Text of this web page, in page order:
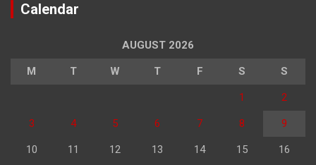
Calendar
AUGUST 2026
M T W T F S S
1 2
3 4 5 6 7 8 9
10 11 12 13 14 15 16